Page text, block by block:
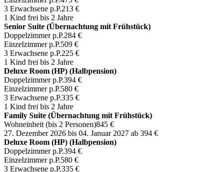
3 Erwachsene p.P.213 €
1 Kind frei bis 2 Jahre
Senior Suite (Übernachtung mit Frühstück)
Doppelzimmer p.P.284 €
Einzelzimmer p.P.509 €
3 Erwachsene p.P.225 €
1 Kind frei bis 2 Jahre
Deluxe Room (HP) (Halbpension)
Doppelzimmer p.P.394 €
Einzelzimmer p.P.580 €
3 Erwachsene p.P.335 €
1 Kind frei bis 2 Jahre
Family Suite (Übernachtung mit Frühstück)
Wohneinheit (bis 2 Personen)845 €
27. Dezember 2026 bis 04. Januar 2027 ab 394 €
Deluxe Room (HP) (Halbpension)
Doppelzimmer p.P.394 €
Einzelzimmer p.P.580 €
3 Erwachsene p.P.335 €